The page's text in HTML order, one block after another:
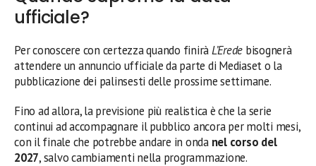
ufficiale?
Per conoscere con certezza quando finiràL’Erede bisognerà
attendere un annuncio ufficiale da parte di Mediaset o la
pubblicazione dei palinsesti delle prossime settimane.
Fino ad allora, la previsione più realistica è che la serie
continui ad accompagnare il pubblico ancora per molti mesi,
con il finale che potrebbe andare in onda nel corso del
2027, salvo cambiamenti nella programmazione.